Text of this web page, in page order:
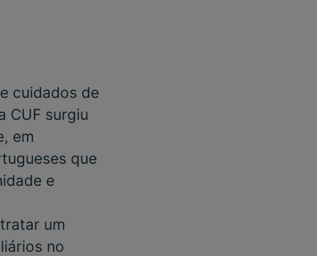
cuidados de
CUF surgiu
em
que
e
um
no